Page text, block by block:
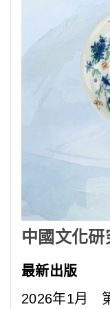
中國文化研
最新出版
2026年1月